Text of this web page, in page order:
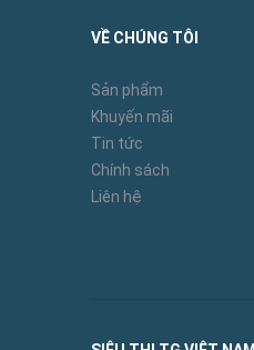
VỀ CHÚNG TÔI
Sản phẩm
Khuyến mãi
Tin tức
Chính sách
Liên hệ